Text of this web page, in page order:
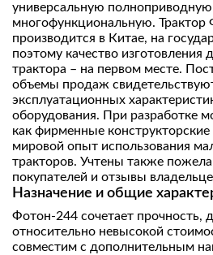
универсальную
многофункциональную. Трактор
производится в Китае, на
поэтому качество изготовления
трактора – на первом месте.
объемы продаж
эксплуатационных
оборудования. При разработке
как фирменные
мировой опыт использования
тракторов. Учтены также
покупателей и отзывы
Назначение и общие
Фотон-244 сочетает прочность,
относительно невысокой
совместим с дополнительным